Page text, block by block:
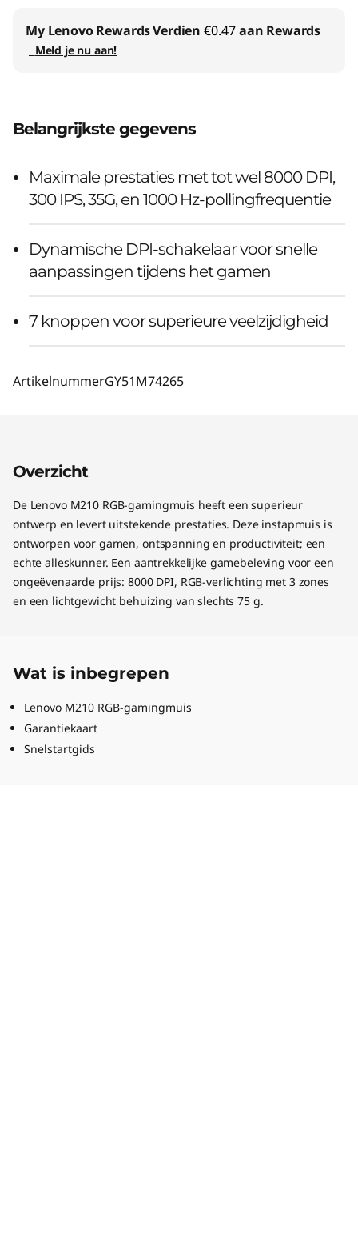
My Lenovo RewardsVerdien€0.47aan Rewards
Meld je nu aan!
Belangrijkste gegevens
Maximale prestaties met tot wel 8000 DPI,
300 IPS, 35G, en 1000 Hz-pollingfrequentie
Dynamische DPI-schakelaar voor snelle
aanpassingen tijdens het gamen
7 knoppen voor superieure veelzijdigheid
ArtikelnummerGY51M74265
Overzicht
De Lenovo M210 RGB-gamingmuis heeft een superieur
ontwerp en levert uitstekende prestaties. Deze instapmuis is
ontworpen voor gamen, ontspanning en productiviteit; een
echte alleskunner. Een aantrekkelijke gamebeleving voor een
ongeëvenaarde prijs: 8000 DPI, RGB-verlichting met 3 zones
en een lichtgewicht behuizing van slechts 75 g.
Wat is inbegrepen
Lenovo M210 RGB-gamingmuis
Garantiekaart
Snelstartgids